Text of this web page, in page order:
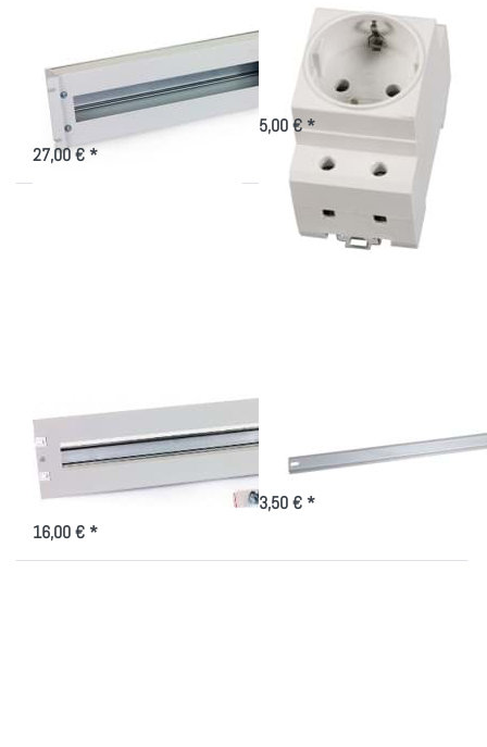
Schutzschalterleiste
mit Abdeckung
19 Zoll Schutzschalterleiste im IT-
Schrank mit Sicherungsautomaten
27,00 € *
Einbausteckdose 1-
fach für Hutschiene
Steckdose offen für die 19 Zoll
Schutzschalterleiste
5,00 € *
19 Zoll
Schutzschalterleiste
Schutzschalterleiste für
Automaten
16,00 € *
Befestigungsschiene - Hutschiene
für Schaltschrank-Module
3,50 € *
Drücken
Sie ENTER